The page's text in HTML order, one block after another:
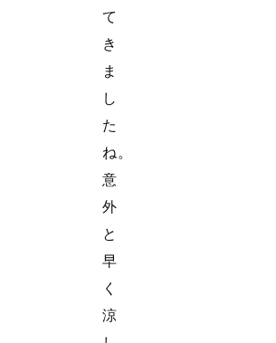
て
き
ま
し
た
ね。
意
外
と
早
く
涼